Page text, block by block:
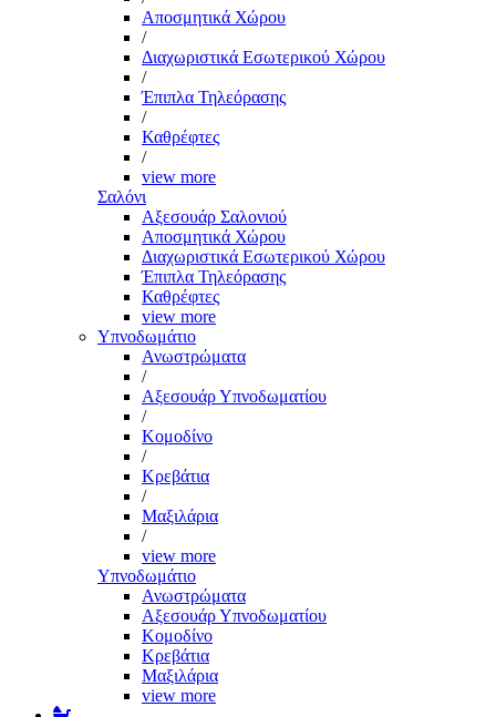
Αποσμητικά Χώρου
/
Διαχωριστικά Εσωτερικού Χώρου
/
Έπιπλα Τηλεόρασης
/
Καθρέφτες
/
view more
Σαλόνι
Αξεσουάρ Σαλονιού
Αποσμητικά Χώρου
Διαχωριστικά Εσωτερικού Χώρου
Έπιπλα Τηλεόρασης
Καθρέφτες
view more
Υπνοδωμάτιο
Ανωστρώματα
/
Αξεσουάρ Υπνοδωματίου
/
Κομοδίνο
/
Κρεβάτια
/
Μαξιλάρια
/
view more
Υπνοδωμάτιο
Ανωστρώματα
Αξεσουάρ Υπνοδωματίου
Κομοδίνο
Κρεβάτια
Μαξιλάρια
view more